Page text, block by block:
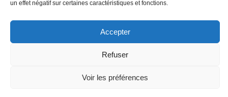
un effet négatif sur certaines caractéristiques et fonctions.
Accepter
Refuser
Voir les préférences
Politique de confidentialité
Mentions légales